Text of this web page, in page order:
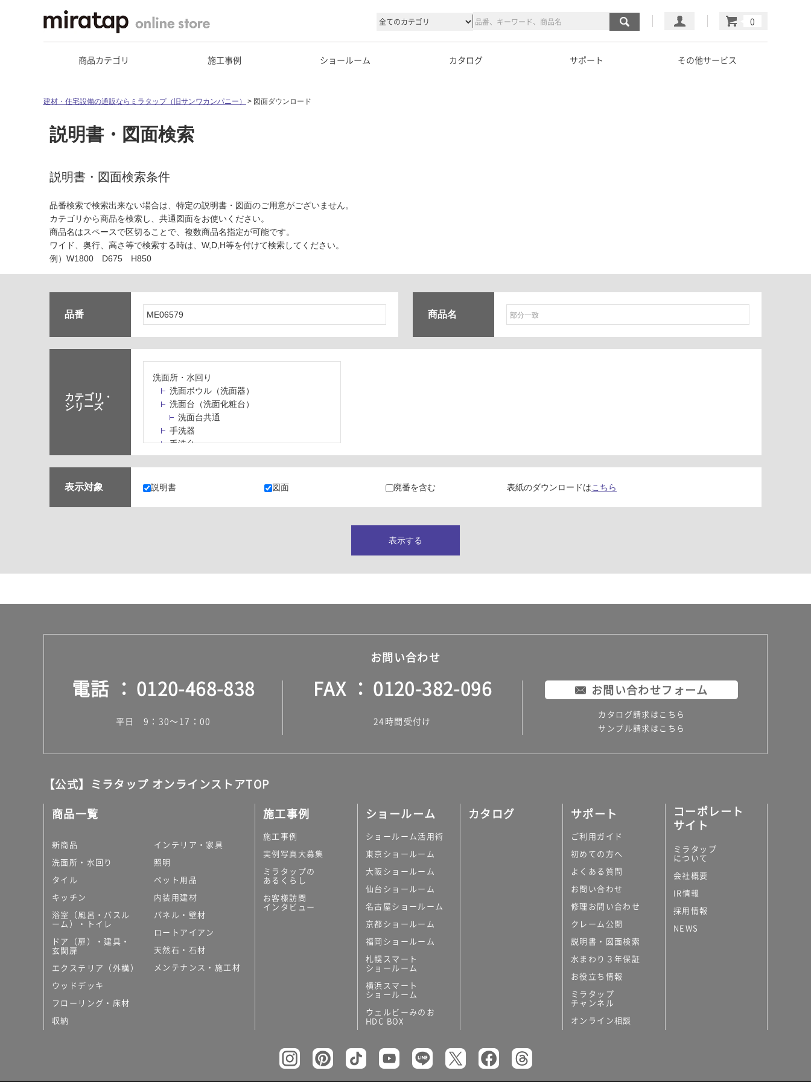
マイページ
カート
商品カテゴリ 施工事例 ショールーム カタログ サポート その他サービス
建材・住宅設備の通販ならミラタップ（旧サンワカンパニー） 図面ダウンロード
説明書・図面検索
説明書・図面検索条件
品番検索で検索出来ない場合は、特定の説明書・図面のご用意がございません。
カテゴリから商品を検索し、共通図面をお使いください。
商品名はスペースで区切ることで、複数商品名指定が可能です。
ワイド、奥行、高さ等で検索する時は、W,D,H等を付けて検索してください。
例）W1800 D675 H850
品番 商品名
カテゴリ・
シリーズ
洗面所・水回り
洗面ボウル（洗面器）
洗面台（洗面化粧台）
洗面台共通
手洗器
手洗台
水栓パン・スロップシンク
水栓金具・水栓（蛇口）・カラン
止水栓・排水金物
ミラー（鏡）
ランドリールーム
タイル
外壁タイル
洗面台タイル
屋内床タイル
テラコッタ調タイル
キッチン
コンパクトキッチン
コンパクトキッチンその他
カップボード（食器棚・キッチンボード）
コンビネーションキッチン（セクショナル
キッチン）
キッチン機器
表示対象 説明書 図面 廃番を含む 表紙のダウンロードはこちら
表示する
お問い合わせ
電話 0120-468-838
平日 9：30～17：00
FAX 0120-382-096
24時間受付け
お問い合わせフォーム
カタログ請求はこちら
サンプル請求はこちら
【公式】ミラタップ オンラインストアTOP
商品一覧
新商品
洗面所・水回り
タイル
キッチン
浴室（風呂・バスル
ーム）・トイレ
ドア（扉）・建具・
玄関扉
エクステリア（外構）
ウッドデッキ
フローリング・床材
収納
インテリア・家具
照明
ペット用品
内装用建材
パネル・壁材
ロートアイアン
天然石・石材
メンテナンス・施工材
施工事例
施工事例
実例写真大募集
ミラタップの
あるくらし
お客様訪問
インタビュー
ショールーム
ショールーム活用術
東京ショールーム
大阪ショールーム
仙台ショールーム
名古屋ショールーム
京都ショールーム
福岡ショールーム
札幌スマート
ショールーム
横浜スマート
ショールーム
ウェルビーみのお
HDC BOX
カタログ サポート
ご利用ガイド
初めての方へ
よくある質問
お問い合わせ
修理お問い合わせ
クレーム公開
説明書・図面検索
水まわり３年保証
お役立ち情報
ミラタップ
チャンネル
オンライン相談
コーポレート
サイト
ミラタップ
について
会社概要
IR情報
採用情報
NEWS